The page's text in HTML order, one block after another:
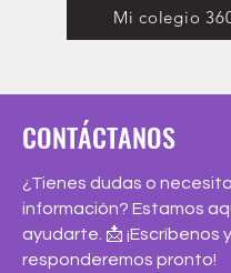
Mi colegio
CONTÁCTANOS
¿Tienes dudas o
información? Estamos
ayudarte. 📩 ¡Escríbenos
responderemos pronto!